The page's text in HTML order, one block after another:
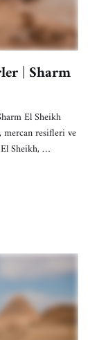
| Sharm
El Sheikh
mercan resifleri ve
Sheikh, …